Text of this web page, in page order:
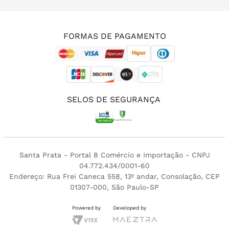
FORMAS DE PAGAMENTO
SELOS DE SEGURANÇA
Santa Prata - Portal 8 Comércio e Importação - CNPJ
04.772.434/0001-60
Endereço: Rua Frei Caneca 558, 13º andar, Consolação, CEP
01307-000, São Paulo-SP
Powered by Developed by